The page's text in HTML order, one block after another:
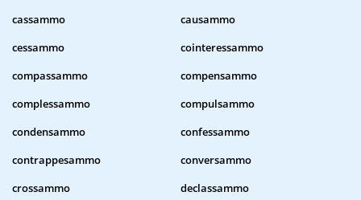
cassammo
causammo
cessammo
cointeressammo
compassammo
compensammo
complessammo
compulsammo
condensammo
confessammo
contrappesammo
conversammo
crossammo
declassammo